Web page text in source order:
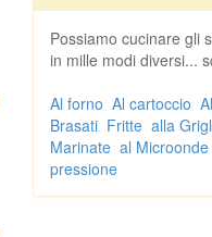
Possiamo cucinare gli
in mille modi diversi...
Al forno Al cartoccio
Brasati Fritte alla
Marinate al Microonde
pressione